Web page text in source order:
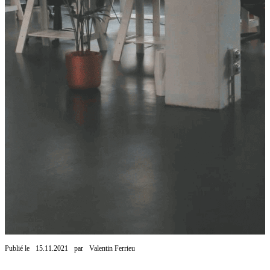
Publié le 15.11.2021 par Valentin Ferrieu